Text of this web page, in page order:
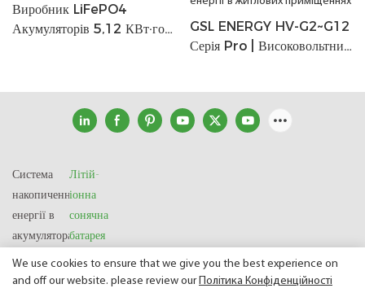
Виробник LiFePO4
Акумуляторів 5,12 КВт·год
GSL ENERGY HV-G2~G12
Серія Pro | Високовольтний
Енергії В Житлових
Приміщеннях
Система
накопичення
енергії в
акумуляторах
Літій-
іонна
сонячна
батарея
Авторське право © 2025 SHENZHEN GSL ENERGY TECH CO LTD
We use cookies to ensure that we give you the best experience on
and off our website. please review ourПолітика Конфіденційності